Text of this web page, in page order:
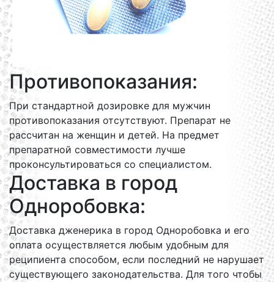
Противопоказания:
При стандартной дозировке для мужчин
противопоказания отсутствуют. Препарат не
рассчитан на женщин и детей. На предмет
препаратной совместимости лучше
проконсультироваться со специалистом.
Доставка в город
Одноробовка:
Доставка дженерика в город Одноробовка и его
оплата осуществляется любым удобным для
реципиента способом, если последний не нарушает
существующего законодательства. Для того чтобы